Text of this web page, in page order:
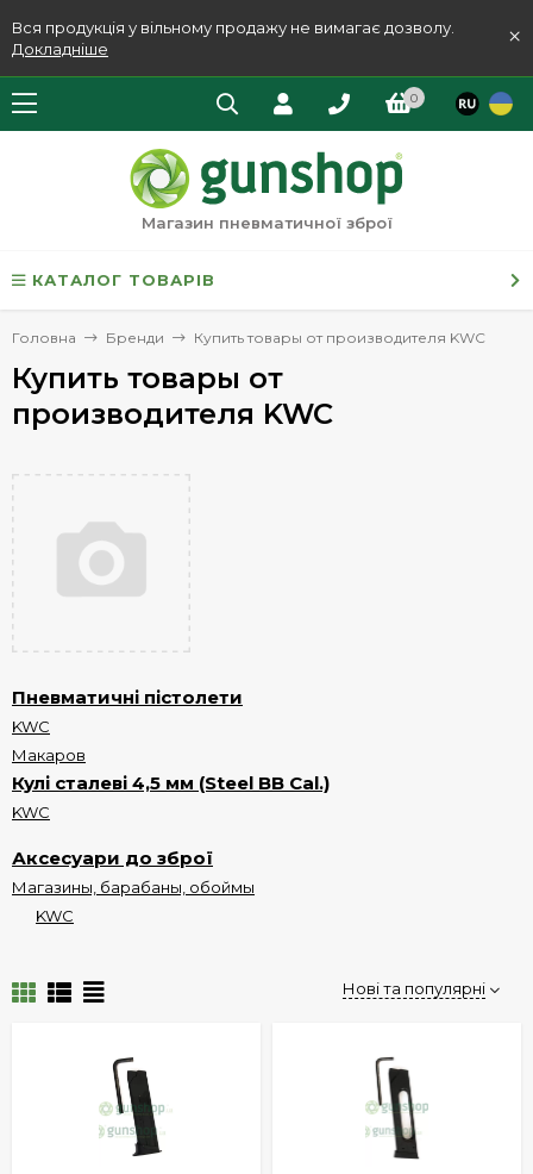
Вся продукція у вільному продажу не вимагає дозволу.
Докладніше
×
0
Магазин пневматичної зброї
КАТАЛОГ ТОВАРІВ
Головна Бренди Купить товары от производителя KWC
Купить товары от
производителя KWC
Пневматичні пістолети
KWC
Макаров
Кулі сталеві 4,5 мм (Steel BB Cal.)
KWC
Аксесуари до зброї
Магазины, барабаны, обоймы
KWC
Нові та популярні